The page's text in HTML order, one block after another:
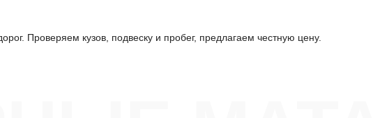
Проверяем кузов, подвеску и пробег, предлагаем честную цену.